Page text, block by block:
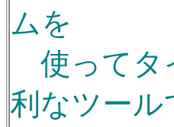
ムを
使ってタ
利なツール